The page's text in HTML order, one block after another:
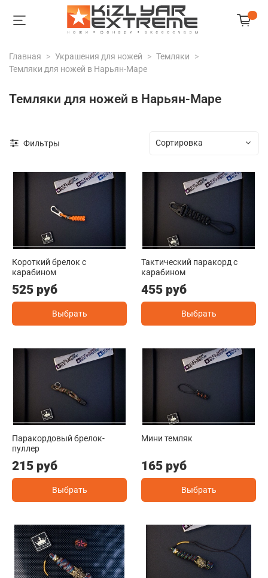
Главная Украшения для ножей
Темляки
Темляки для ножей в Нарьян-Маре
Темляки для ножей в Нарьян-Маре
Фильтры
Короткий брелок с
карабином
525 руб
Выбрать
Тактический паракорд с
карабином
455 руб
Выбрать
Паракордовый брелок-
пуллер
215 руб
Выбрать
Мини темляк
165 руб
Выбрать